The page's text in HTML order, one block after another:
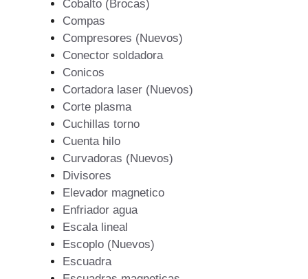
Cobalto (Brocas)
Compas
Compresores (Nuevos)
Conector soldadora
Conicos
Cortadora laser (Nuevos)
Corte plasma
Cuchillas torno
Cuenta hilo
Curvadoras (Nuevos)
Divisores
Elevador magnetico
Enfriador agua
Escala lineal
Escoplo (Nuevos)
Escuadra